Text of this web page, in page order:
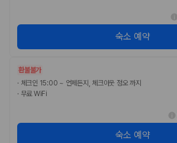
숙소 예약
환불불가
· 체크인 15:00 ~ 언제든지, 체크아웃 정오 까지
· 무료 WiFi
숙소 예약